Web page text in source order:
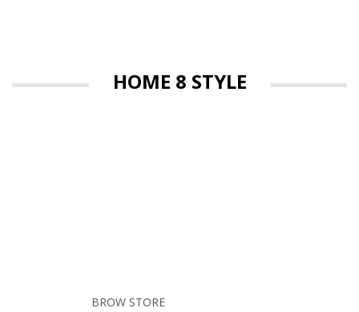
HOME 8 STYLE
BROW STORE